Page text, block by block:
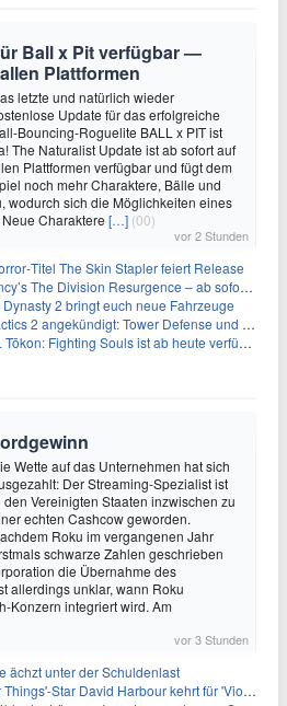
Ball x Pit verfügbar —
Plattformen
letzte und natürlich wieder
Update für das erfolgreiche
Bouncing-Roguelite BALL x PIT ist
The Naturalist Update ist ab sofort auf
Plattformen verfügbar und fügt dem
noch mehr Charaktere, Bälle und
wodurch sich die Möglichkeiten eines
Charaktere […] (00)
vor 2 Stunden
The Skin Stapler feiert Release
The Division Resurgence – ab sofort für euch verfügbar
Dynasty 2 bringt euch neue Fahrzeuge
angekündigt: Tower Defense und Deckbuilding Kombo kehrt zurück
Fighting Souls ist ab heute verfügbar
Wette auf das Unternehmen hat sich
Der Streaming-Spezialist ist
den Vereinigten Staaten inzwischen zu
echten Cashcow geworden.
Roku im vergangenen Jahr
schwarze Zahlen geschrieben
die Übernahme des
allerdings unklar, wann Roku
Konzern integriert wird. Am
vor 3 Stunden
ächzt unter der Schuldenlast
David Harbour kehrt für 'Violent Night 2' zurück – Kristen Bell stößt zur Besetzung